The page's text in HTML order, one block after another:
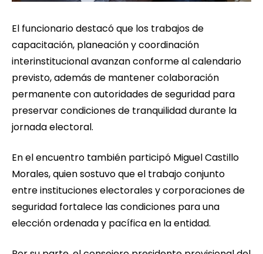
El funcionario destacó que los trabajos de
capacitación, planeación y coordinación
interinstitucional avanzan conforme al calendario
previsto, además de mantener colaboración
permanente con autoridades de seguridad para
preservar condiciones de tranquilidad durante la
jornada electoral.
En el encuentro también participó Miguel Castillo
Morales, quien sostuvo que el trabajo conjunto
entre instituciones electorales y corporaciones de
seguridad fortalece las condiciones para una
elección ordenada y pacífica en la entidad.